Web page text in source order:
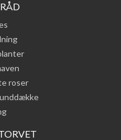
roser